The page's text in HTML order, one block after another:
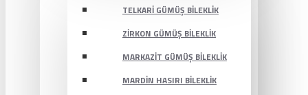
TELKARI GÜMÜŞ BILEKLIK
ZIRKON GÜMÜŞ BILEKLIK
MARKAZIT GÜMÜŞ BILEKLIK
MARDIN HASIRI BILEKLIK